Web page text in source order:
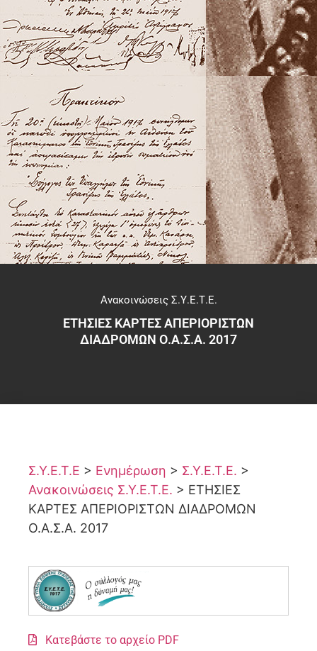
Ανακοινώσεις Σ.Υ.Ε.Τ.Ε.
ΕΤΗΣΙΕΣ ΚΑΡΤΕΣ ΑΠΕΡΙΟΡΙΣΤΩΝ
ΔΙΑΔΡΟΜΩΝ Ο.Α.Σ.Α. 2017
Σ.Υ.Ε.Τ.Ε > Ενημέρωση > Σ.Υ.Ε.Τ.Ε. >
Ανακοινώσεις Σ.Υ.Ε.Τ.Ε. > ΕΤΗΣΙΕΣ
ΚΑΡΤΕΣ ΑΠΕΡΙΟΡΙΣΤΩΝ ΔΙΑΔΡΟΜΩΝ
Ο.Α.Σ.Α. 2017
Κατεβάστε το αρχείο PDF